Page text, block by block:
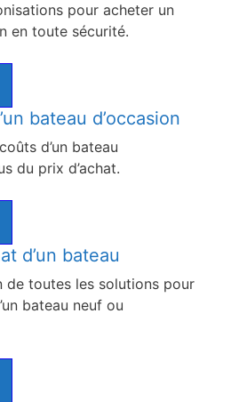
pour acheter un
en toute sécurité.
bateau d’occasion
d’un bateau
du prix d’achat.
d’un bateau
de toutes les solutions pour
bateau neuf ou